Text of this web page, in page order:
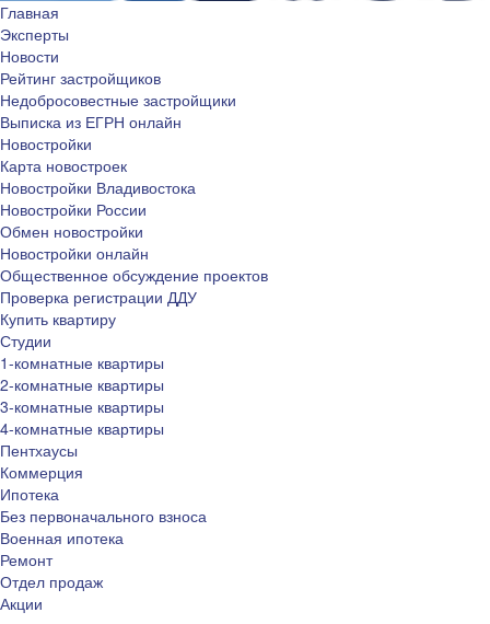
Главная
Эксперты
Новости
Рейтинг застройщиков
Недобросовестные застройщики
Выписка из ЕГРН онлайн
Новостройки
Карта новостроек
Новостройки Владивостока
Новостройки России
Обмен новостройки
Новостройки онлайн
Общественное обсуждение проектов
Проверка регистрации ДДУ
Купить квартиру
Студии
1-комнатные квартиры
2-комнатные квартиры
3-комнатные квартиры
4-комнатные квартиры
Пентхаусы
Коммерция
Ипотека
Без первоначального взноса
Военная ипотека
Ремонт
Отдел продаж
Акции